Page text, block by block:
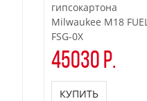
гипсокартона
Milwaukee M18 FUEL
FSG-0X
45030 р.
КУПИТЬ